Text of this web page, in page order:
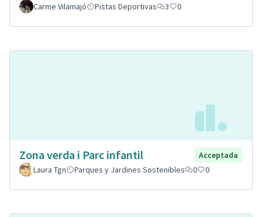
Carme Vilamajó Pistas Deportivas 3 0
Zona verda i Parc infantil
Acceptada
Laura Tgn
Parques y Jardines Sostenibles 0 0